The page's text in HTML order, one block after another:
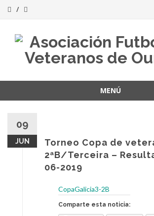
contenido
MENÚ
contenido
09
JUN
Torneo Copa de
2ªB/Terceira –
06-2019
CopaGalicia3-2B
Comparte esta noticia: